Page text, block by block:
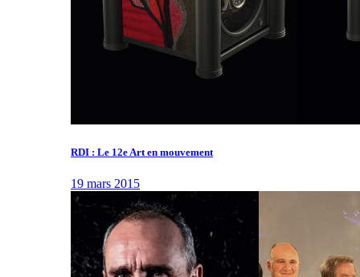
RDI : Le 12e Art en mouvement
19 mars 2015